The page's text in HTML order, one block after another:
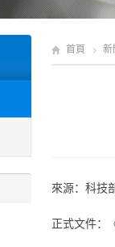
首頁 新
來源：科技
正式文件：